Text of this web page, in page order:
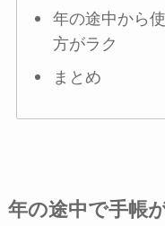
年の途中から
方がラク
まとめ
年の途中で手帳